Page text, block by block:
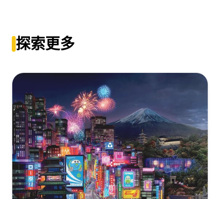
DL.H265.10bit.DV.DDP5.1-GPTHD
幕].Oh.My.School.2023.2160p.HQ.WEB-
DL.H265.DV.DDP5.1-DreamHD
[13.18GB] 复制 下载
茶啊二中.4K.HD国语中字无水印.mp4
[13.02GB] 复制 下载
茶啊二中[国语音轨].Oh.My.School.2023.2160p.WEB-
DL.H265.10bit.DDP5.1-GPTHD
探索更多